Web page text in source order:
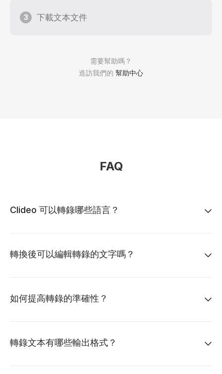
需要幫助嗎？
造訪我們的 幫助中心
3 下載文本文件
FAQ
Clideo 可以轉錄哪些語言？
轉換後可以編輯轉錄的文字嗎？
如何提高轉錄的準確性？
轉錄文本有哪些輸出格式？